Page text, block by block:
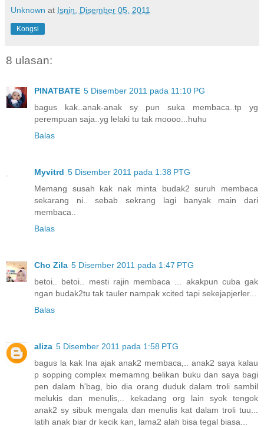
Unknown at Isnin, Disember 05, 2011
Kongsi
8 ulasan:
PINATBATE 5 Disember 2011 pada 11:10 PG
bagus kak..anak-anak sy pun suka membaca..tp yg
perempuan saja..yg lelaki tu tak moooo...huhu
Balas
Myvitrd 5 Disember 2011 pada 1:38 PTG
Memang susah kak nak minta budak2 suruh membaca
sekarang ni.. sebab sekrang lagi banyak main dari
membaca..
Balas
Cho Zila 5 Disember 2011 pada 1:47 PTG
betoi.. betoi.. mesti rajin membaca ... akakpun cuba gak
ngan budak2tu tak tauler nampak xcited tapi sekejapjerler...
Balas
aliza 5 Disember 2011 pada 1:58 PTG
bagus la kak Ina ajak anak2 membaca,.. anak2 saya kalau
p sopping complex memamng belikan buku dan saya bagi
pen dalam h'bag, bio dia orang duduk dalam troli sambil
melukis dan menulis,.. kekadang org lain syok tengok
anak2 sy sibuk mengala dan menulis kat dalam troli tuu...
latih anak biar dr kecik kan, lama2 alah bisa tegal biasa...